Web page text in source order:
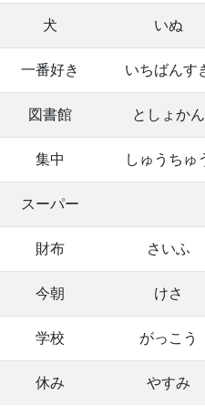
犬 いぬ
一番好き いちばんす
図書館 としょかん
集中 しゅうちゅ
スーパー
財布 さいふ
今朝 けさ
学校 がっこう
休み やすみ